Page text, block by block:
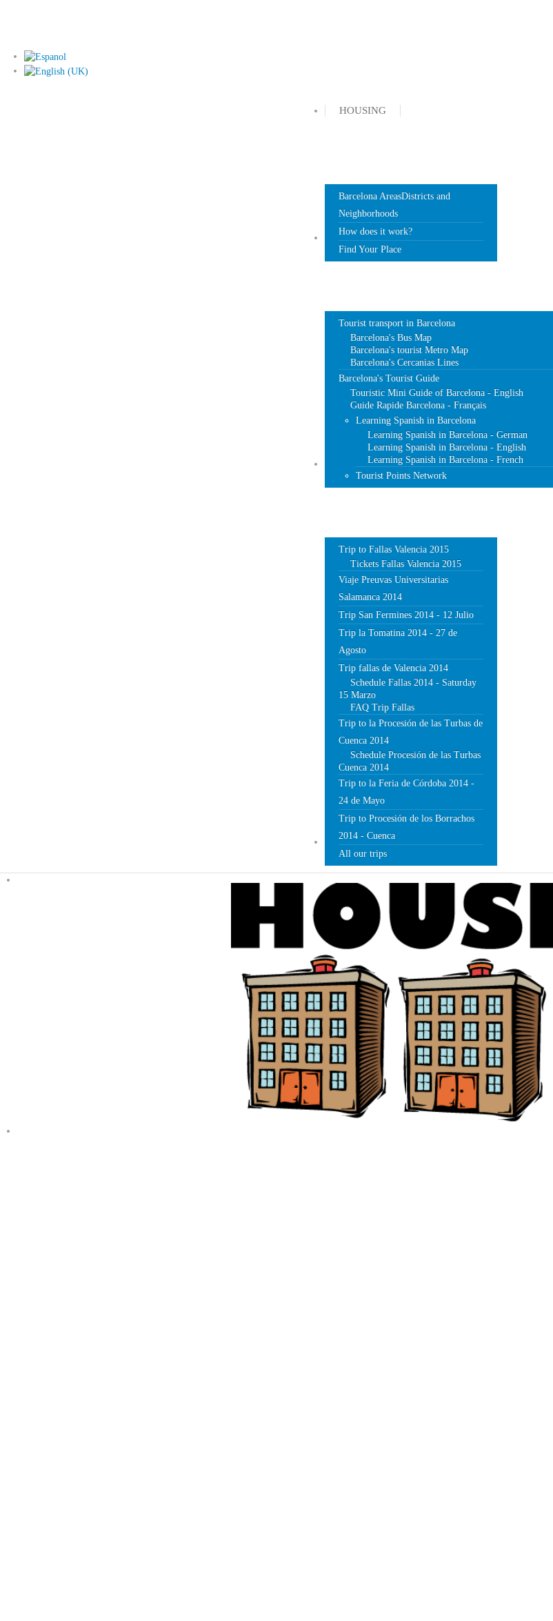
HOUSING
Barcelona AreasDistricts and
Neighborhoods
How does it work?
Find Your Place
DOCUMENTS
Tourist transport in Barcelona
Barcelona's Bus Map
Barcelona's tourist Metro Map
Barcelona's Cercanias Lines
Barcelona's Tourist Guide
Touristic Mini Guide of Barcelona - English
Guide Rapide Barcelona - Français
Learning Spanish in Barcelona
Learning Spanish in Barcelona - German
Learning Spanish in Barcelona - English
Learning Spanish in Barcelona - French
Tourist Points Network
Trip to Fallas Valencia 2015
Tickets Fallas Valencia 2015
Viaje Preuvas Universitarias
Salamanca 2014
Trip San Fermines 2014 - 12 Julio
Trip la Tomatina 2014 - 27 de
Agosto
Trip fallas de Valencia 2014
Schedule Fallas 2014 - Saturday
15 Marzo
FAQ Trip Fallas
Trip to la Procesión de las Turbas de
Cuenca 2014
Schedule Procesión de las Turbas
Cuenca 2014
Trip to la Feria de Córdoba 2014 -
24 de Mayo
Trip to Procesión de los Borrachos
2014 - Cuenca
All our trips
BLOG